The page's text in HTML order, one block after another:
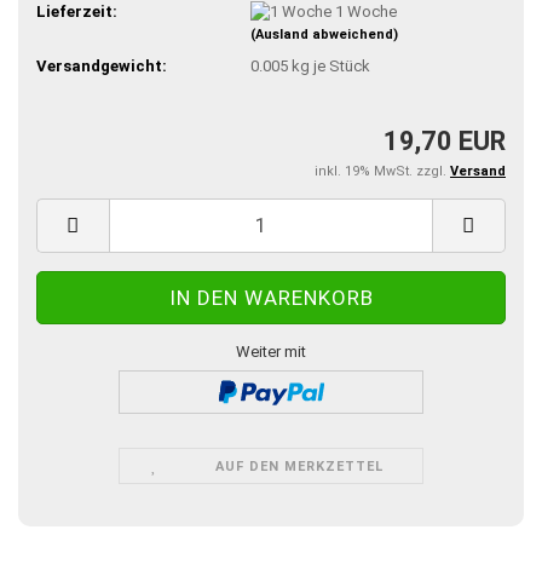
Lieferzeit:
1 Woche
(Ausland abweichend)
Versandgewicht: 0.005kg je Stück
19,70 EUR
inkl. 19% MwSt. zzgl. Versand
Weiter mit
AUF DEN MERKZETTEL